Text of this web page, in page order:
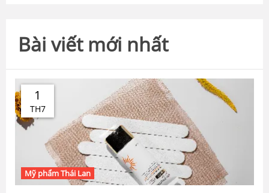
Bài viết mới nhất
1
TH7
Mỹ phẩm Thái Lan